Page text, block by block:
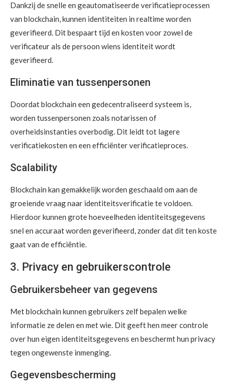
Dankzij de snelle en geautomatiseerde verificatieprocessen
van blockchain, kunnen identiteiten in realtime worden
geverifieerd. Dit bespaart tijd en kosten voor zowel de
verificateur als de persoon wiens identiteit wordt
geverifieerd.
Eliminatie van tussenpersonen
Doordat blockchain een gedecentraliseerd systeem is,
worden tussenpersonen zoals notarissen of
overheidsinstanties overbodig. Dit leidt tot lagere
verificatiekosten en een efficiënter verificatieproces.
Scalability
Blockchain kan gemakkelijk worden geschaald om aan de
groeiende vraag naar identiteitsverificatie te voldoen.
Hierdoor kunnen grote hoeveelheden identiteitsgegevens
snel en accuraat worden geverifieerd, zonder dat dit ten koste
gaat van de efficiëntie.
3. Privacy en gebruikerscontrole
Gebruikersbeheer van gegevens
Met blockchain kunnen gebruikers zelf bepalen welke
informatie ze delen en met wie. Dit geeft hen meer controle
over hun eigen identiteitsgegevens en beschermt hun privacy
tegen ongewenste inmenging.
Gegevensbescherming